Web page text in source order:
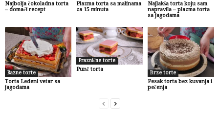
Najbolja čokoladna torta
– domaći recept
Plazma torta sa malinama
za 15 minuta
Najlakša torta koju sam
napravila – plazma torta
sa jagodama
Razne torte
Torta Ledeni vetar sa
jagodama
Praznične torte
Punč torta
Brze torte
Pesak torta bez kuvanja i
pečenja